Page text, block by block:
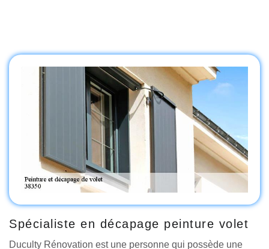
Spécialiste en décapage peinture volet
Duculty Rénovation est une personne qui possède une